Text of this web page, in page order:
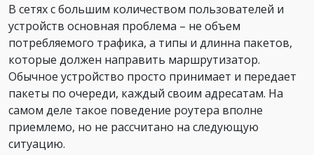
В сетях с большим количеством пользователей и
устройств основная проблема – не объем
потребляемого трафика, а типы и длинна пакетов,
которые должен направить маршрутизатор.
Обычное устройство просто принимает и передает
пакеты по очереди, каждый своим адресатам. На
самом деле такое поведение роутера вполне
приемлемо, но не рассчитано на следующую
ситуацию.